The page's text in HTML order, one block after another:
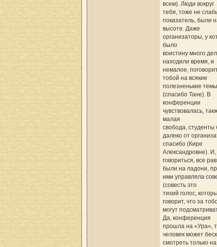
всем). Люди вокруг
тебя, тоже не
показатель, были
высоте. Даже
организаторы, у
было
воистину много
находили время, и
немалое,
тобой на всякие
полезненькие темы
(спасибо Тане). В
конференции
чувствовалась,
малая
свобода, студенты
далеко от
спасибо (Кире
Александровне). И,
говориться, все
были на ладони,
ими управляла
(совесть это
тихий голос,
говорит, что за
могут
Да, конференция
прошла на «Ура»,
человек может
смотреть только